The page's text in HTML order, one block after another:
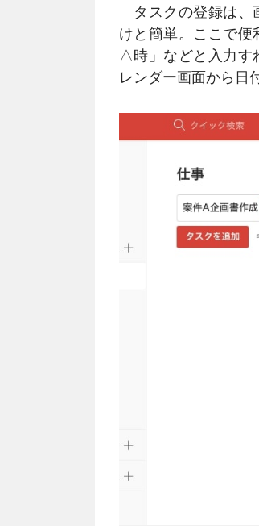
タスクの登録は、
けと簡単。ここで便
△時」などと入力す
レンダー画面から日